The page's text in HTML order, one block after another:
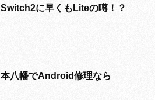
Switch2に早くもLiteの噂！？
本八幡でAndroid修理なら